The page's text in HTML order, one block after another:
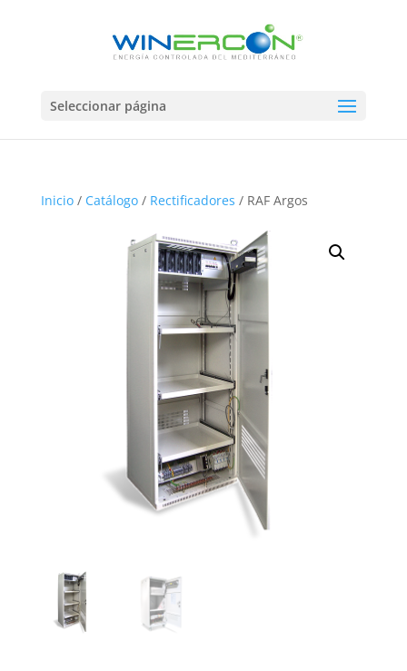
Seleccionar página
Inicio/ Catálogo/ Rectificadores / RAF Argos